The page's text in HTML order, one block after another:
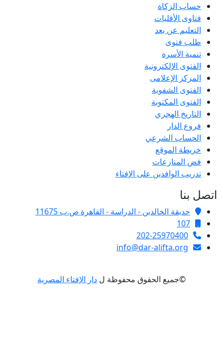
حساب الزكاة
فتاوى الأقليات
التعليم عن بعد
طلب فتوى
تنمية الأسرة
الفتوى الإلكترونية
المركز الإعلامى
الفتوى الشفوية
الفتوى المكتوبة
التاريخ الهجري
فروع الدار
الحساب الشرعي
خريطة الموقع
فض المنازعات
تدريب الوافدين على الإفتاء
بنا
حديقة الخالدين - الدراسة - القاهرة ص.ب 11675
107
202-25970400
info@dar-alifta.org
©جميع الحقوق محفوظة لدار الإفتاء المصرية